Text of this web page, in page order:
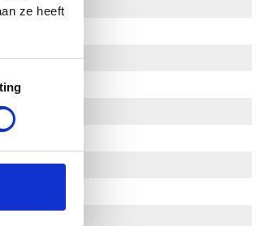
ze heeft